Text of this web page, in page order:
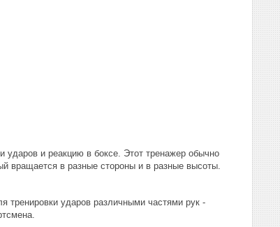
ударов и реакцию в боксе. Этот тренажер обычно
вращается в разные стороны и в разные высоты.
тренировки ударов различными частями рук -